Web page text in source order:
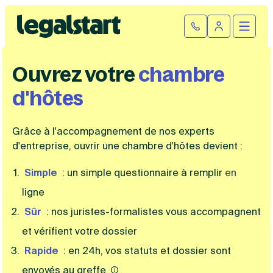
Cliquez ici pour reprendre votre démarche Fermer
Legalstart
Création d'entreprise
Par statut juridique
Créer une SASU
Créer une SAS
Créer une EURL
Devenir auto-entrepreneur
Créer une entreprise individuelle
Créer une SCI
Créer une association
Par métier
Modification et fermeture
Modifier son entreprise
Transfert de siège social
Changement de dénomination sociale
Changement de président
Changement d’activité
Transformation SARL en SAS
Transformation d’une SAS en SARL
Modification association
Modification auto-entreprise
Cession de parts sociales
Comptabilité
Par statut
SASU
SAS
EURL
SARL
SCI
Entreprise individuelle
Fiches pratiques
Création d'entrepriseFaire une recherche
Se
Ouvrez votrechambre
d'hôtes
Grâce à l'accompagnement de nos experts
d'entreprise, ouvrir une chambre d'hôtes devient :
Simple : un simple questionnaire à remplir en
ligne
Sûr : nos juristes-formalistes vous accompagnent
et vérifient votre dossier
Rapide : en 24h, vos statuts et dossier sont
envoyés au greffe